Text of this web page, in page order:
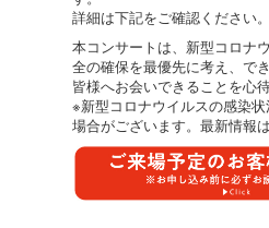
詳細は下記をご確認ください。
本コンサートは、新型コロナ
全の確保を最優先に考え、で
皆様へお会いできることを心
※新型コロナウイルスの感染
場合がございます。最新情報